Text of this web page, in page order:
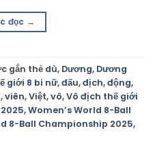
đọc →
gắn thẻ dù, Dương, Dương
giới 8 bi nữ,đấu,địch,động,
,viên,Việt,vô,Vô địch thế giới
,Women’s World 8-Ball
8-Ball Championship 2025,